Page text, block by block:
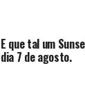
E que tal um
dia 7 de agosto.